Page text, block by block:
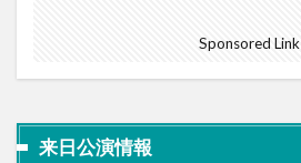
Sponsored Link
来日公演情報